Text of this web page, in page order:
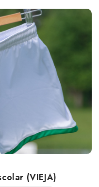
(VIEJA)